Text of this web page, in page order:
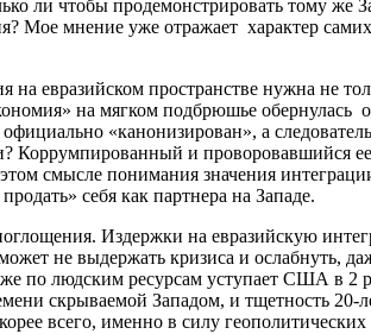
ли чтобы продемонстрировать тому
Мое мнение уже отражает характер
на евразийском пространстве нужна не
на мягком подбрюшье обернулась
«канонизирован», а
и проворовавшийся ее
смысле понимания значения
себя как партнера на Западе.
Издержки на евразийскую
не выдержать кризиса и ослабнуть,
по людским ресурсам уступает США в 2
скрываемой Западом, и тщетность 20-
всего, именно в силу